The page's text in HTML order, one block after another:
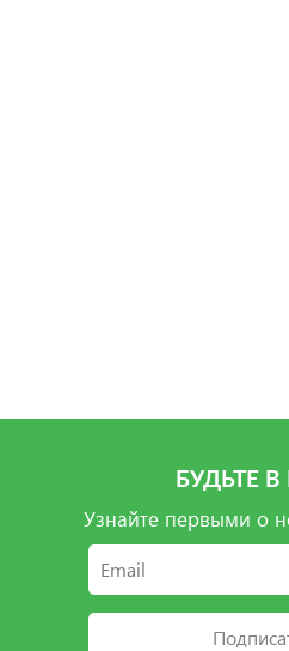
БУДЬТЕ В
Узнайте первыми о